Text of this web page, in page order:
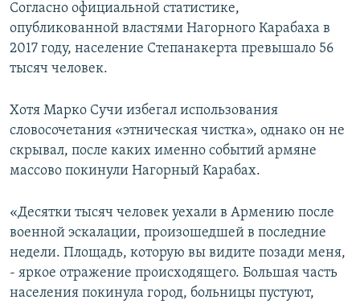
Согласно официальной статистике,
опубликованной властями Нагорного Карабаха в
2017 году, население Степанакерта превышало 56
тысяч человек.
Хотя Марко Сучи избегал использования
словосочетания «этническая чистка», однако он не
скрывал, после каких именно событий армяне
массово покинули Нагорный Карабах.
«Десятки тысяч человек уехали в Армению после
военной эскалации, произошедшей в последние
недели. Площадь, которую вы видите позади меня,
- яркое отражение происходящего. Большая часть
населения покинула город, больницы пустуют,